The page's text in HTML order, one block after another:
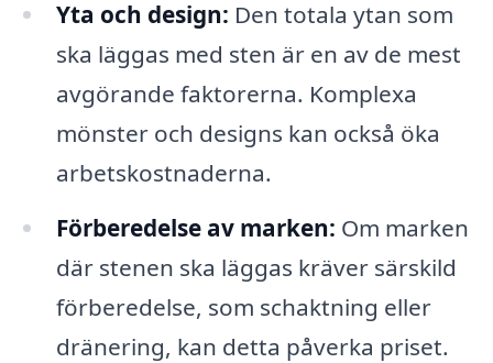
Yta och design: Den totala ytan som
ska läggas med sten är en av de mest
avgörande faktorerna. Komplexa
mönster och designs kan också öka
arbetskostnaderna.
Förberedelse av marken: Om marken
där stenen ska läggas kräver särskild
förberedelse, som schaktning eller
dränering, kan detta påverka priset.